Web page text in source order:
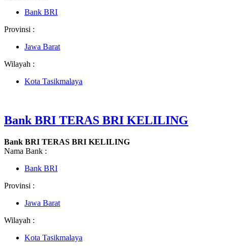
Bank BRI
Provinsi :
Jawa Barat
Wilayah :
Kota Tasikmalaya
Bank BRI TERAS BRI KELILING
Bank BRI TERAS BRI KELILING
Nama Bank :
Bank BRI
Provinsi :
Jawa Barat
Wilayah :
Kota Tasikmalaya